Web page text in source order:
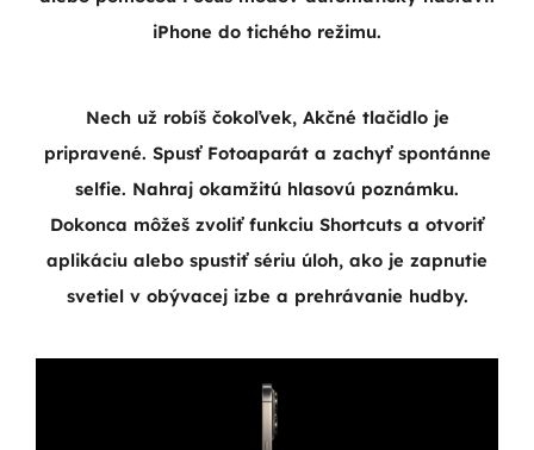
iPhone do tichého režimu.
Nech už robíš čokoľvek, Akčné tlačidlo je
pripravené. Spusť Fotoaparát a zachyť spontánne
selfie. Nahraj okamžitú hlasovú poznámku.
Dokonca môžeš zvoliť funkciu Shortcuts a otvoriť
aplikáciu alebo spustiť sériu úloh, ako je zapnutie
svetiel v obývacej izbe a prehrávanie hudby.